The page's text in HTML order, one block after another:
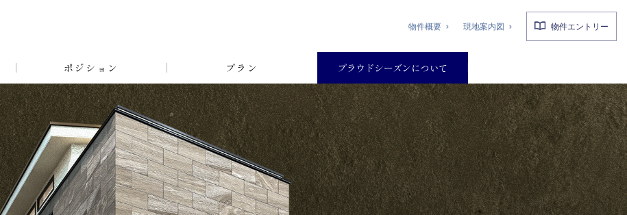
物件概要 現地案内図 物件エントリー
ポジション プラン プラウドシーズンについて